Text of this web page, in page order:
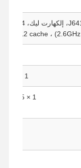
2.6GHz) ، 1.5M L2 cache، إنتل UHD Graphics (16 EUs).
1 x DDR4 SO-DIMM Socket (حتى 32G)
1 × 2.5 بوصة القرص الصلب / القرص الصلب